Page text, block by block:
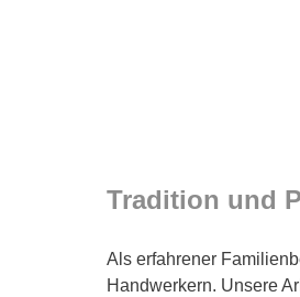
Tradition und
Als erfahrener
Handwerkern. Unsere